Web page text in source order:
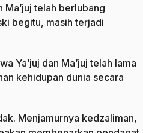
Ma’juj telah berlubang
begitu, masih terjadi
Ya’juj dan Ma’juj telah lama
kehidupan dunia secara
Menjamurnya kedzaliman,